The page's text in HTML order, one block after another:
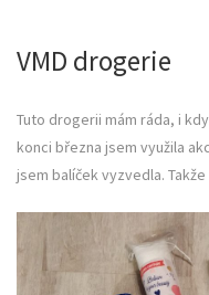
VMD drogerie
Tuto drogerii mám ráda, i
konci března jsem využila
jsem balíček vyzvedla.